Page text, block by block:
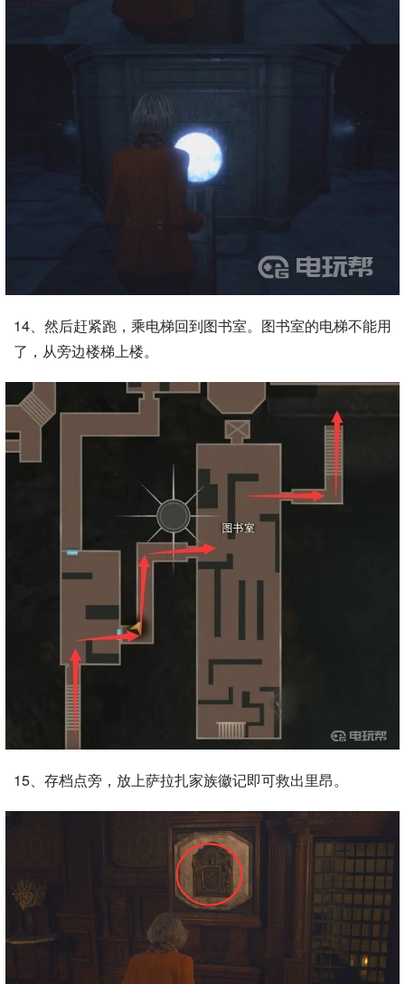
14、然后赶紧跑，乘电梯回到图书室。图书室的电梯不能用
了，从旁边楼梯上楼。
15、存档点旁，放上萨拉扎家族徽记即可救出里昂。